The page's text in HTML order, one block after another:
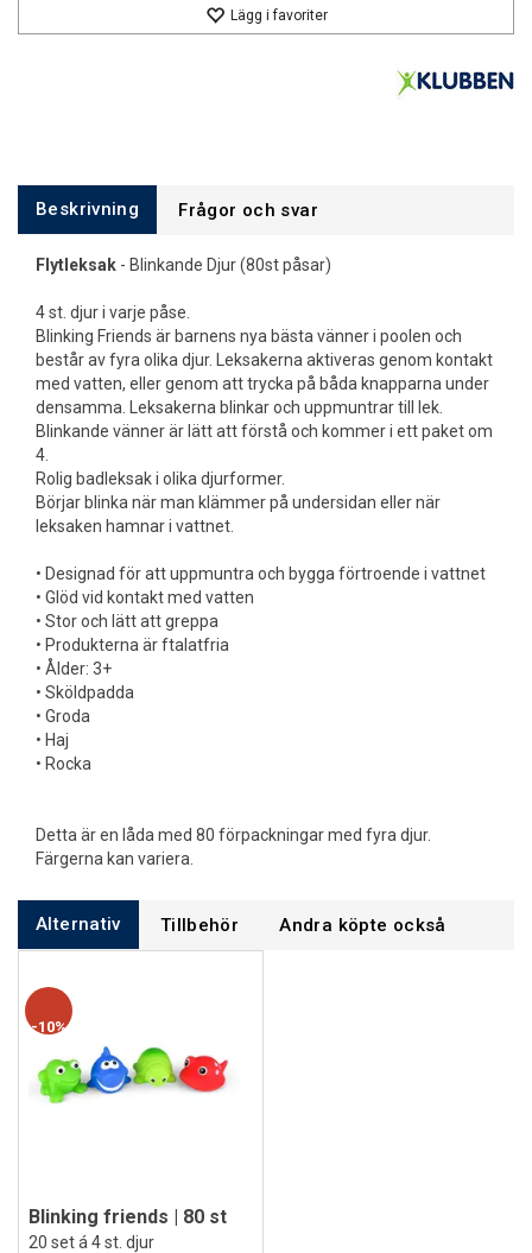
Lägg i favoriter
Beskrivning Frågor och svar
Flytleksak - Blinkande Djur (80st påsar)
4 st. djur i varje påse.
Blinking Friends är barnens nya bästa vänner i poolen och
består av fyra olika djur. Leksakerna aktiveras genom kontakt
med vatten, eller genom att trycka på båda knapparna under
densamma. Leksakerna blinkar och uppmuntrar till lek.
Blinkande vänner är lätt att förstå och kommer i ett paket om
4.
Rolig badleksak i olika djurformer.
Börjar blinka när man klämmer på undersidan eller när
leksaken hamnar i vattnet.
• Designad för att uppmuntra och bygga förtroende i vattnet
• Glöd vid kontakt med vatten
• Stor och lätt att greppa
• Produkterna är ftalatfria
• Ålder: 3+
• Sköldpadda
• Groda
• Haj
• Rocka
Detta är en låda med 80 förpackningar med fyra djur.
Färgerna kan variera.
Alternativ Tillbehör Andra köpte också
10%
Blinking friends | 80 st
20 set á 4 st. djur